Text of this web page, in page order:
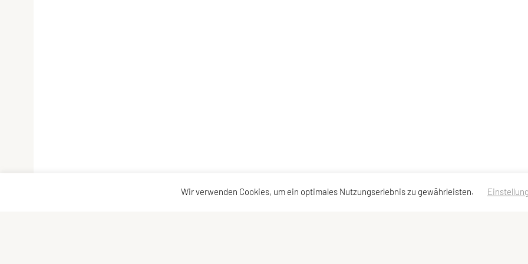
Wir verwenden Cookies, um ein optimales Nutzungserlebnis zu gewährleisten.